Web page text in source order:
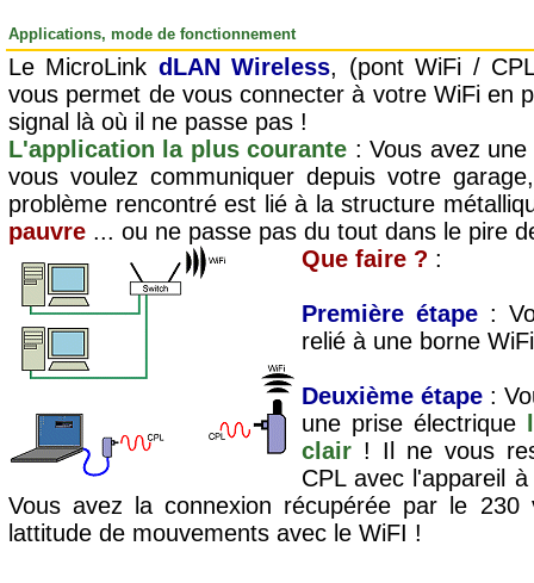
Applications, mode de fonctionnement
Le MicroLink dLAN Wireless, (pont WiFi /
vous permet de vous connecter à votre WiFi en
signal là où il ne passe pas !
L'application la plus courante : Vous avez
vous voulez communiquer depuis votre
problème rencontré est lié à la structure
pauvre ... ou ne passe pas du tout dans le pire
Que faire ? :
Première étape :
relié à une borne WiFi
Deuxième étape :
une prise électrique
clair ! Il ne vous
CPL avec l'appareil
Vous avez la connexion récupérée par le
lattitude de mouvements avec le WiFI !